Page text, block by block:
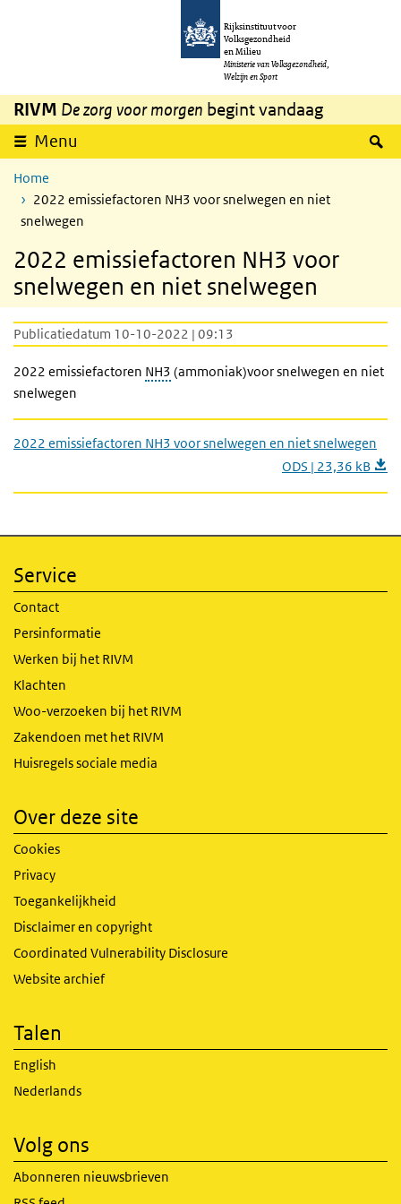
Overslaan en naar de inhoud gaan
Rijksinstituut voor
Volksgezondheid
en Milieu
Ministerie van Volksgezondheid,
Welzijn en Sport
RIVM De zorg voor morgen begint vandaag
Menu
Home
2022 emissiefactoren NH3 voor snelwegen en niet
snelwegen
2022 emissiefactoren NH3 voor
snelwegen en niet snelwegen
Publicatiedatum 10-10-2022 | 09:13
2022 emissiefactoren NH3 (ammoniak)voor snelwegen en niet
snelwegen
2022 emissiefactoren NH3 voor snelwegen en niet snelwegen
ODS | 23,36 kB
Service
Contact
Persinformatie
Werken bij het RIVM
Klachten
Woo-verzoeken bij het RIVM
Zakendoen met het RIVM
Huisregels sociale media
Over deze site
Cookies
Privacy
Toegankelijkheid
Disclaimer en copyright
Coordinated Vulnerability Disclosure
Website archief
Talen
English
Nederlands
Volg ons
Abonneren nieuwsbrieven